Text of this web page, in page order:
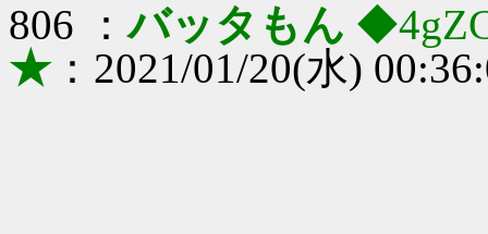
806 ：バッタもん
★：2021/01/20(水)